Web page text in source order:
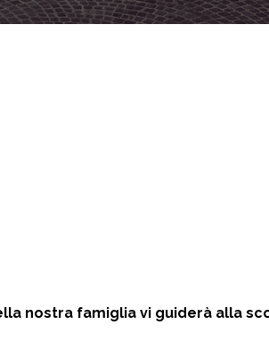
nostra famiglia vi guiderà alla